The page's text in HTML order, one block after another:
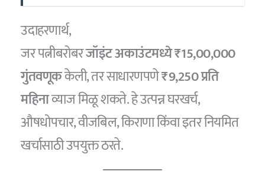
उदाहरणार्थ,
जर पत्नीबरोबरजॉइंट अकाउंटमध्ये ₹15,00,000
गुंतवणूककेली, तर साधारणपणे₹9,250 प्रति
महिनाव्याज मिळू शकते. हे उत्पन्न घरखर्च,
औषधोपचार, वीजबिल, किराणा किंवा इतर नियमित
खर्चासाठी उपयुक्त ठरते.